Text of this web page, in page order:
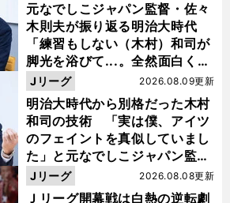
元なでしこジャパン監督・佐々
木則夫が振り返る明治大時代
「練習もしない（木村）和司が
脚光を浴びて...。全然面白くな
い４年間でした」
明治大時代から別格だった木村
和司の技術 「実は僕、アイツ
のフェイントを真似していまし
た」と元なでしこジャパン監
督・佐々木則夫
2026.08.09更新
Jリーグ
Ｊリーグ開幕戦は白熱の逆転劇
2026.08.08更新
Jリーグ